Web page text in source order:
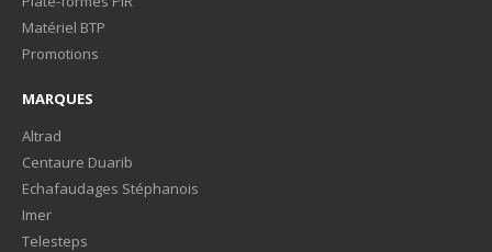
Matériel BTP
Promotions
MARQUES
Altrad
Centaure Duarib
Echafaudages Stéphanois
Imer
Telesteps